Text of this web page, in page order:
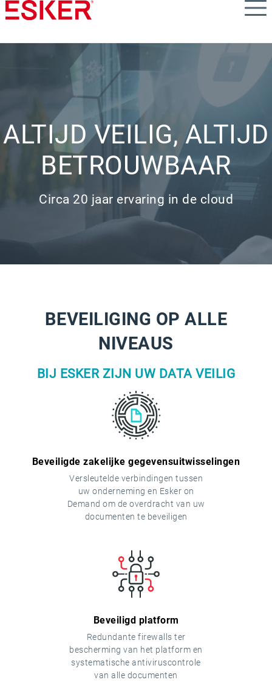
Skip
to
content
ALTIJD VEILIG, ALTIJD
BETROUWBAAR
Circa 20 jaar ervaring in de cloud
BEVEILIGING OP ALLE
NIVEAUS
BIJ ESKER ZIJN UW DATA VEILIG
Beveiligde zakelijke gegevensuitwisselingen
Versleutelde verbindingen tussen
uw onderneming en Esker on
Demand om de overdracht van uw
documenten te beveiligen
Beveiligd platform
Redundante firewalls ter
bescherming van het platform en
systematische antiviruscontrole
van alle documenten